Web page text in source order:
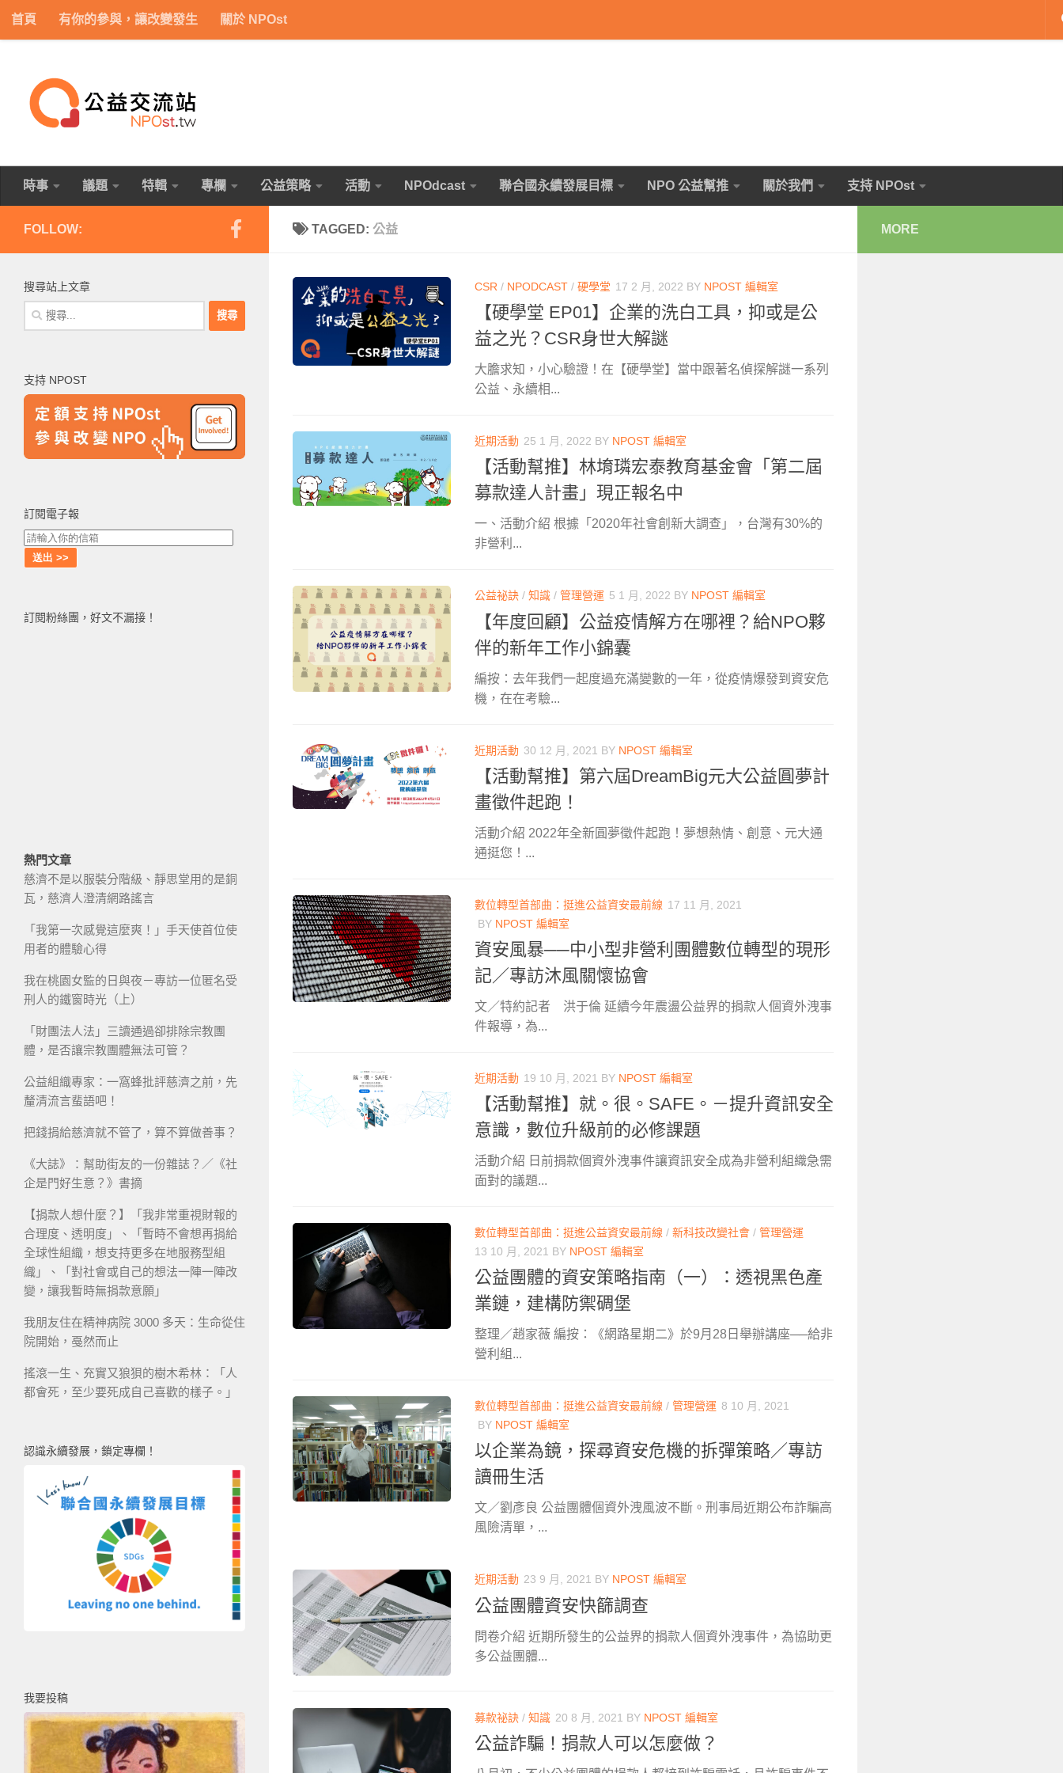
Skip to content
首頁 有你的參與，讓改變發生 關於 NPOst
時事 議題 特輯 專欄 公益策略 活動 NPOdcast 聯合國永續發展目標 NPO 公益幫推 關於我們 支持 NPOst
TAGGED: 公益
CSR / NPODCAST / 硬學堂 17 2 月, 2022 BY NPOST 編輯室
【硬學堂 EP01】企業的洗白工具，抑或是公
益之光？CSR身世大解謎
大膽求知，小心驗證！在【硬學堂】當中跟著名偵探解謎一系列
公益、永續相...
近期活動 25 1 月, 2022 BY NPOST 編輯室
【活動幫推】林堉璘宏泰教育基金會「第二屆
募款達人計畫」現正報名中
一、活動介紹 根據「2020年社會創新大調查」，台灣有30%的
非營利...
公益祕訣 / 知識 / 管理營運 5 1 月, 2022 BY NPOST 編輯室
【年度回顧】公益疫情解方在哪裡？給NPO夥
伴的新年工作小錦囊
編按：去年我們一起度過充滿變數的一年，從疫情爆發到資安危
機，在在考驗...
近期活動 30 12 月, 2021 BY NPOST 編輯室
【活動幫推】第六屆DreamBig元大公益圓夢計
畫徵件起跑！
活動介紹 2022年全新圓夢徵件起跑！夢想熱情、創意、元大通
通挺您！...
數位轉型首部曲：挺進公益資安最前線 17 11 月, 2021
BY NPOST 編輯室
資安風暴──中小型非營利團體數位轉型的現形
記／專訪沐風關懷協會
文／特約記者 洪于倫 延續今年震盪公益界的捐款人個資外洩事
件報導，為...
近期活動 19 10 月, 2021 BY NPOST 編輯室
【活動幫推】就。很。SAFE。－提升資訊安全
意識，數位升級前的必修課題
活動介紹 日前捐款個資外洩事件讓資訊安全成為非營利組織急需
面對的議題...
數位轉型首部曲：挺進公益資安最前線 / 新科技改變社會 / 管理營運
13 10 月, 2021 BY NPOST 編輯室
公益團體的資安策略指南（一）：透視黑色產
業鏈，建構防禦碉堡
整理／趙家薇 編按：《網路星期二》於9月28日舉辦講座──給非
營利組...
數位轉型首部曲：挺進公益資安最前線 / 管理營運 8 10 月, 2021
BY NPOST 編輯室
以企業為鏡，探尋資安危機的拆彈策略／專訪
讀冊生活
文／劉彥良 公益團體個資外洩風波不斷。刑事局近期公布詐騙高
風險清單，...
近期活動 23 9 月, 2021 BY NPOST 編輯室
公益團體資安快篩調查
問卷介紹 近期所發生的公益界的捐款人個資外洩事件，為協助更
多公益團體...
募款祕訣 / 知識 20 8 月, 2021 BY NPOST 編輯室
公益詐騙！捐款人可以怎麼做？
FOLLOW:
搜尋站上文章
搜
尋
字:
支持 NPOST
訂閱電子報
訂閱粉絲團，好文不漏接！
熱門文章
慈濟不是以服裝分階級、靜思堂用的是銅
瓦，慈濟人澄清網路謠言
「我第一次感覺這麼爽！」手天使首位使
用者的體驗心得
我在桃園女監的日與夜－專訪一位匿名受
刑人的鐵窗時光（上）
「財團法人法」三讀通過卻排除宗教團
體，是否讓宗教團體無法可管？
公益組織專家：一窩蜂批評慈濟之前，先
釐清流言蜚語吧！
把錢捐給慈濟就不管了，算不算做善事？
《大誌》：幫助街友的一份雜誌？／《社
企是門好生意？》書摘
【捐款人想什麼？】「我非常重視財報的
合理度、透明度」、「暫時不會想再捐給
全球性組織，想支持更多在地服務型組
織」、「對社會或自己的想法一陣一陣改
變，讓我暫時無捐款意願」
我朋友住在精神病院 3000 多天：生命從住
院開始，戞然而止
搖滾一生、充實又狼狽的樹木希林：「人
都會死，至少要死成自己喜歡的樣子。」
認識永續發展，鎖定專欄！
我要投稿
MORE